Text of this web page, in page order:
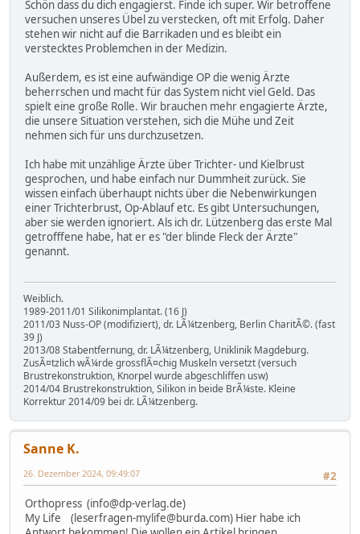
Schön dass du dich engagierst. Finde ich super. Wir betroffene
versuchen unseres Übel zu verstecken, oft mit Erfolg. Daher
stehen wir nicht auf die Barrikaden und es bleibt ein
verstecktes Problemchen in der Medizin.
Außerdem, es ist eine aufwändige OP die wenig Ärzte
beherrschen und macht für das System nicht viel Geld. Das
spielt eine große Rolle. Wir brauchen mehr engagierte Ärzte,
die unsere Situation verstehen, sich die Mühe und Zeit
nehmen sich für uns durchzusetzen.
Ich habe mit unzählige Ärzte über Trichter- und Kielbrust
gesprochen, und habe einfach nur Dummheit zurück. Sie
wissen einfach überhaupt nichts über die Nebenwirkungen
einer Trichterbrust, Op-Ablauf etc. Es gibt Untersuchungen,
aber sie werden ignoriert. Als ich dr. Lützenberg das erste Mal
getrofffene habe, hat er es "der blinde Fleck der Ärzte"
genannt.
Weiblich.
1989-2011/01 Silikonimplantat. (16 J)
2011/03 Nuss-OP (modifiziert), dr. LÃ¼tzenberg, Berlin CharitÃ©. (fast
39 J)
2013/08 Stabentfernung, dr. LÃ¼tzenberg, Uniklinik Magdeburg.
ZusÃ¤tzlich wÃ¼rde grossflÃ¤chig Muskeln versetzt (versuch
Brustrekonstruktion, Knorpel wurde abgeschliffen usw)
2014/04 Brustrekonstruktion, Silikon in beide BrÃ¼ste. Kleine
Korrektur 2014/09 bei dr. LÃ¼tzenberg.
Sanne K.
#2
26. Dezember 2024, 09:49:07
Orthopress (info@dp-verlag.de)
My Life (leserfragen-mylife@burda.com) Hier habe ich